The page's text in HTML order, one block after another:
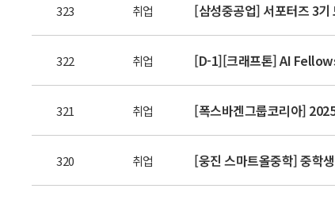
323 취업 [삼성중공업] 서포터즈 3기
322 취업 [D-1][크래프톤] AI
321 취업 [폭스바겐그룹코리아]
320 취업 [웅진 스마트올중학] 중학